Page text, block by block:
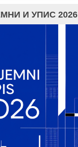
И УПИС 2026